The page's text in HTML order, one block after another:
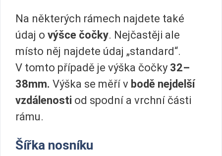
Na některých rámech najdete také
údaj o výšce čočky. Nejčastěji ale
místo něj najdete údaj „standard“.
V tomto případě je výška čočky 32–
38mm. Výška se měří v bodě nejdelší
vzdálenosti od spodní a vrchní části
rámu.
Šířka nosníku